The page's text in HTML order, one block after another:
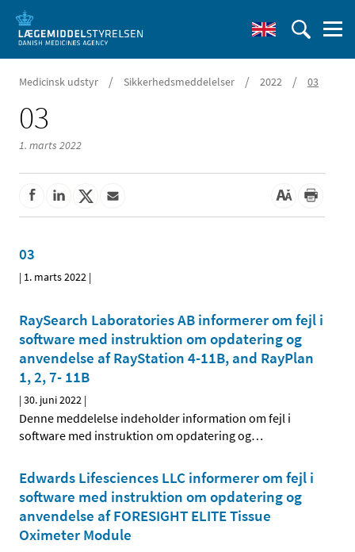
Medicinsk udstyr / Sikkerhedsmeddelelser / 2022 / 03
03
1. marts 2022
03
| 1. marts 2022 |
RaySearch Laboratories AB informerer om fejl i
software med instruktion om opdatering og
anvendelse af RayStation 4-11B, and RayPlan
1, 2, 7- 11B
|30. juni 2022 |
Denne meddelelse indeholder information om fejl i
software med instruktion om opdatering og…
Edwards Lifesciences LLC informerer om fejl i
software med instruktion om opdatering og
anvendelse af FORESIGHT ELITE Tissue
Oximeter Module